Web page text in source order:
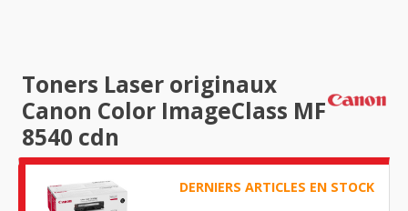
Toners Laser originaux
Canon Color ImageClass MF
8540 cdn
DERNIERS ARTICLES EN STOCK